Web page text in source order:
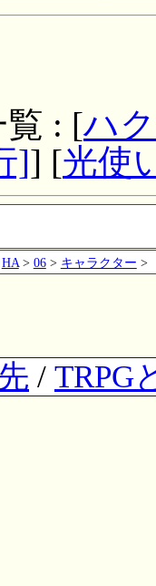
: [ハ
]] [光使
HA> 06> キャラクター >
/ TRPG